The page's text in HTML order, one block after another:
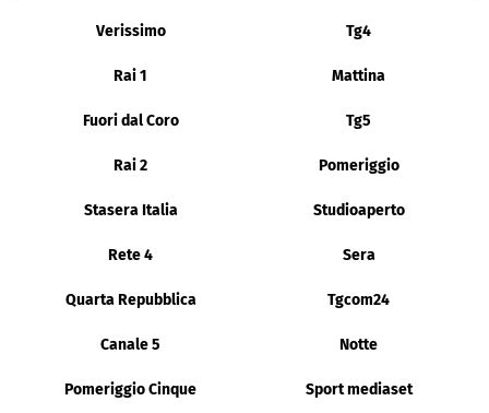
Verissimo Tg4
Rai 1 Mattina
Fuori dal Coro Tg5
Rai 2 Pomeriggio
Stasera Italia Studioaperto
Rete 4 Sera
Quarta Repubblica Tgcom24
Canale 5 Notte
Pomeriggio Cinque Sport mediaset